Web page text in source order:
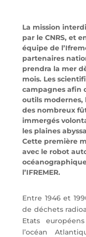
La mission
par le CNRS, et
équipe de
partenaires
prendra la mer
mois. Les
campagnes afin
outils modernes,
des nombreux
immergés
les plaines
Cette première
avec le robot
l’IFREMER.
Entre 1946 et
de déchets
Etats
l’océan